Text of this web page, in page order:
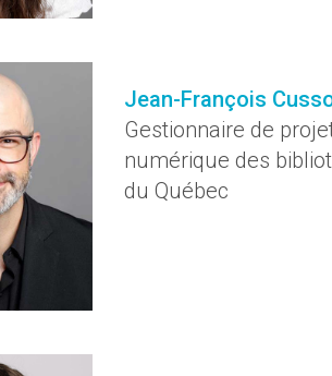
Jean-François
Gestionnaire de
numérique des
du Québec